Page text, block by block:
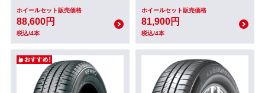
ホイールセット販売価格
88,600円
税込/4本
ホイールセット販売価格
81,900円
税込/4本